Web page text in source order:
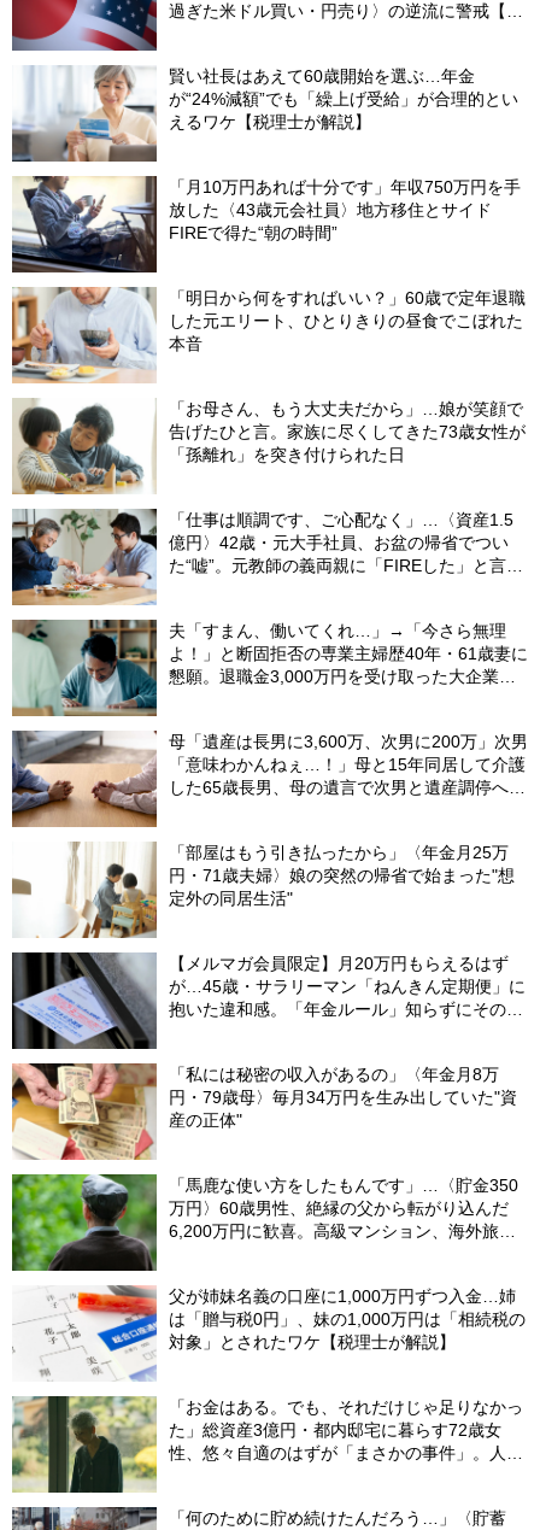
過ぎた米ドル買い・円売り〉の逆流に警戒【8
賢い社長はあえて60歳開始を選ぶ…年金
が“24%減額”でも「繰上げ受給」が合理的とい
えるワケ【税理士が解説】
「月10万円あれば十分です」年収750万円を手
放した〈43歳元会社員〉地方移住とサイド
FIREで得た“朝の時間”
「明日から何をすればいい？」60歳で定年退職
した元エリート、ひとりきりの昼食でこぼれた
本音
「お母さん、もう大丈夫だから」…娘が笑顔で
告げたひと言。家族に尽くしてきた73歳女性が
「孫離れ」を突き付けられた日
「仕事は順調です、ご心配なく」…〈資産1.5
億円〉42歳・元大手社員、お盆の帰省でつい
た“嘘”。元教師の義両親に「FIREした」と言え
夫「すまん、働いてくれ…」→「今さら無理
よ！」と断固拒否の専業主婦歴40年・61歳妻に
懇願。退職金3,000万円を受け取った大企業元
母「遺産は長男に3,600万、次男に200万」次男
「意味わかんねぇ…！」母と15年同居して介護
した65歳長男、母の遺言で次男と遺産調停へ＜
「部屋はもう引き払ったから」〈年金月25万
円・71歳夫婦〉娘の突然の帰省で始まった"想
定外の同居生活"
【メルマガ会員限定】月20万円もらえるはず
が…45歳・サラリーマン「ねんきん定期便」に
抱いた違和感。「年金ルール」知らずにそのま
「私には秘密の収入があるの」〈年金月8万
円・79歳母〉毎月34万円を生み出していた"資
産の正体"
「馬鹿な使い方をしたもんです」…〈貯金350
万円〉60歳男性、絶縁の父から転がり込んだ
6,200万円に歓喜。高級マンション、海外旅
父が姉妹名義の口座に1,000万円ずつ入金…姉
は「贈与税0円」、妹の1,000万円は「相続税の
対象」とされたワケ【税理士が解説】
「お金はある。でも、それだけじゃ足りなかっ
た」総資産3億円・都内邸宅に暮らす72歳女
性、悠々自適のはずが「まさかの事件」。人目
「何のために貯め続けたんだろう…」〈貯蓄